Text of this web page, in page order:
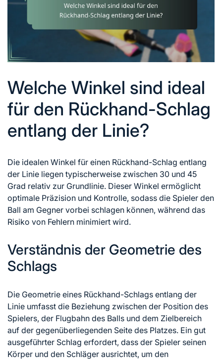
Welche Winkel sind ideal
für den Rückhand-Schlag
entlang der Linie?
Die idealen Winkel für einen Rückhand-Schlag entlang
der Linie liegen typischerweise zwischen 30 und 45
Grad relativ zur Grundlinie. Dieser Winkel ermöglicht
optimale Präzision und Kontrolle, sodass die Spieler den
Ball am Gegner vorbei schlagen können, während das
Risiko von Fehlern minimiert wird.
Verständnis der Geometrie des
Schlags
Die Geometrie eines Rückhand-Schlags entlang der
Linie umfasst die Beziehung zwischen der Position des
Spielers, der Flugbahn des Balls und dem Zielbereich
auf der gegenüberliegenden Seite des Platzes. Ein gut
ausgeführter Schlag erfordert, dass der Spieler seinen
Körper und den Schläger ausrichtet, um den